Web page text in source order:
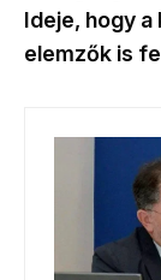
Ideje, hogy
elemzők is